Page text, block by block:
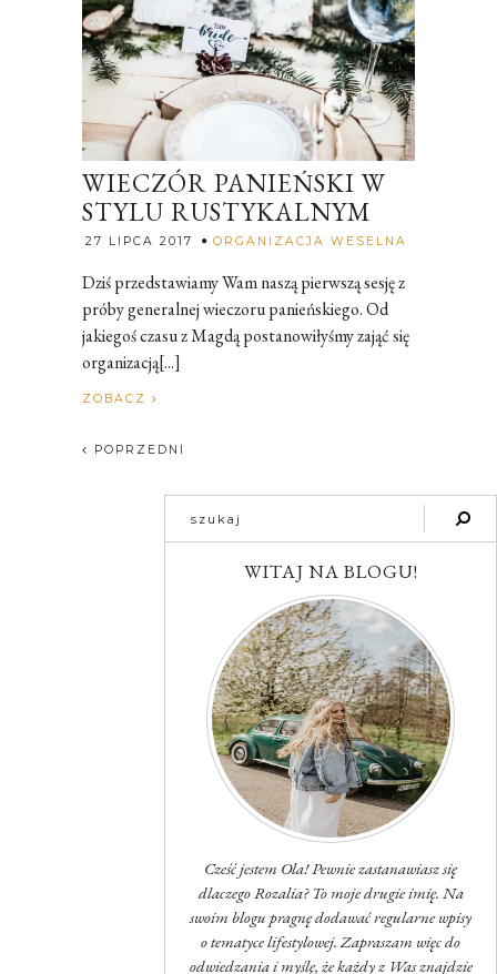
WIECZÓR PANIEŃSKI W
STYLU RUSTYKALNYM
27 LIPCA 2017 ORGANIZACJA WESELNA
Dziś przedstawiamy Wam naszą pierwszą sesję z
próby generalnej wieczoru panieńskiego. Od
jakiegoś czasu z Magdą postanowiłyśmy zająć się
organizacją[...]
ZOBACZ
POPRZEDNI
WITAJ NA BLOGU!
Cześć jestem Ola! Pewnie zastanawiasz się
dlaczego Rozalia? To moje drugie imię. Na
swoim blogu pragnę dodawać regularne wpisy
o tematyce lifestylowej. Zapraszam więc do
odwiedzania i myślę, że każdy z Was znajdzie